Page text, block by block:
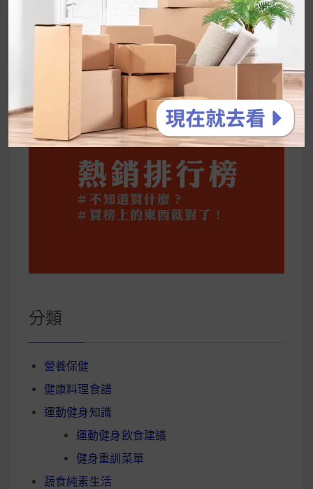
停用猛健樂後會反彈嗎？作用解析＋停藥後體重
維持全攻略
公主營養師：飲食改變也是能快樂執行的！6 個
你一定要知道的技巧
分類
營養保健
健康料理食譜
運動健身知識
運動健身飲食建議
健身重訓菜單
蔬食純素生活